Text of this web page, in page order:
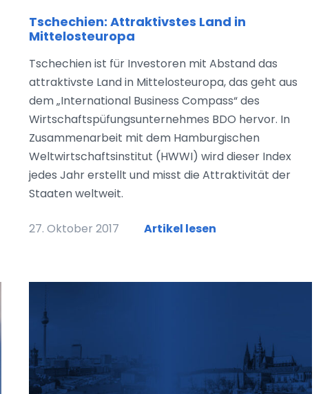
Tschechien: Attraktivstes Land in
Mittelosteuropa
Tschechien ist für Investoren mit Abstand das
attraktivste Land in Mittelosteuropa, das geht aus
dem „International Business Compass“ des
Wirtschaftspüfungsunternehmes BDO hervor. In
Zusammenarbeit mit dem Hamburgischen
Weltwirtschaftsinstitut (HWWI) wird dieser Index
jedes Jahr erstellt und misst die Attraktivität der
Staaten weltweit.
27. Oktober 2017 Artikel lesen